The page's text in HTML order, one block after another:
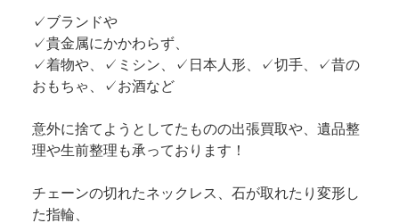
✓ブランドや
✓貴金属にかかわらず、
✓着物や、✓ミシン、✓日本人形、✓切手、✓昔の
おもちゃ、✓お酒など
意外に捨てようとしてたものの出張買取や、遺品整
理や生前整理も承っております！
チェーンの切れたネックレス、石が取れたり変形し
た指輪、